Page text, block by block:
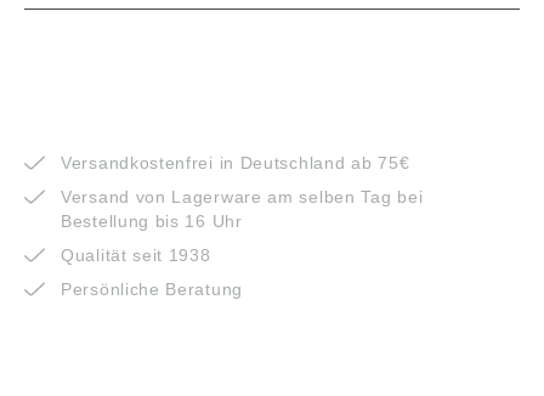
Versandkostenfrei in Deutschland ab 75€
Versand von Lagerware am selben Tag bei
Bestellung bis 16 Uhr
Qualität seit 1938
Persönliche Beratung